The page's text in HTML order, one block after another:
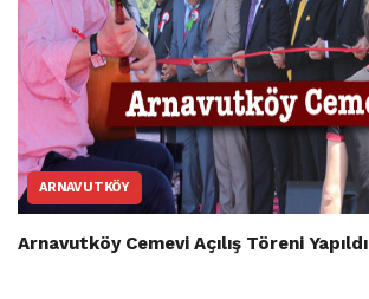
ARNAVUTKÖY
Arnavutköy Cemevi Açılış Töreni Yapıldı